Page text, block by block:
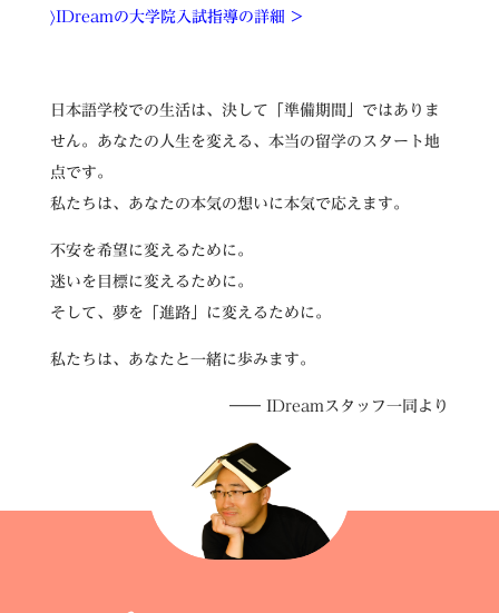
〉IDreamの大学院入試指導の詳細 >
日本語学校での生活は、決して「準備期間」ではありま
せん。あなたの人生を変える、本当の留学のスタート地
点です。
私たちは、あなたの本気の想いに本気で応えます。
不安を希望に変えるために。
迷いを目標に変えるために。
そして、夢を「進路」に変えるために。
私たちは、あなたと一緒に歩みます。
―― IDreamスタッフ一同より